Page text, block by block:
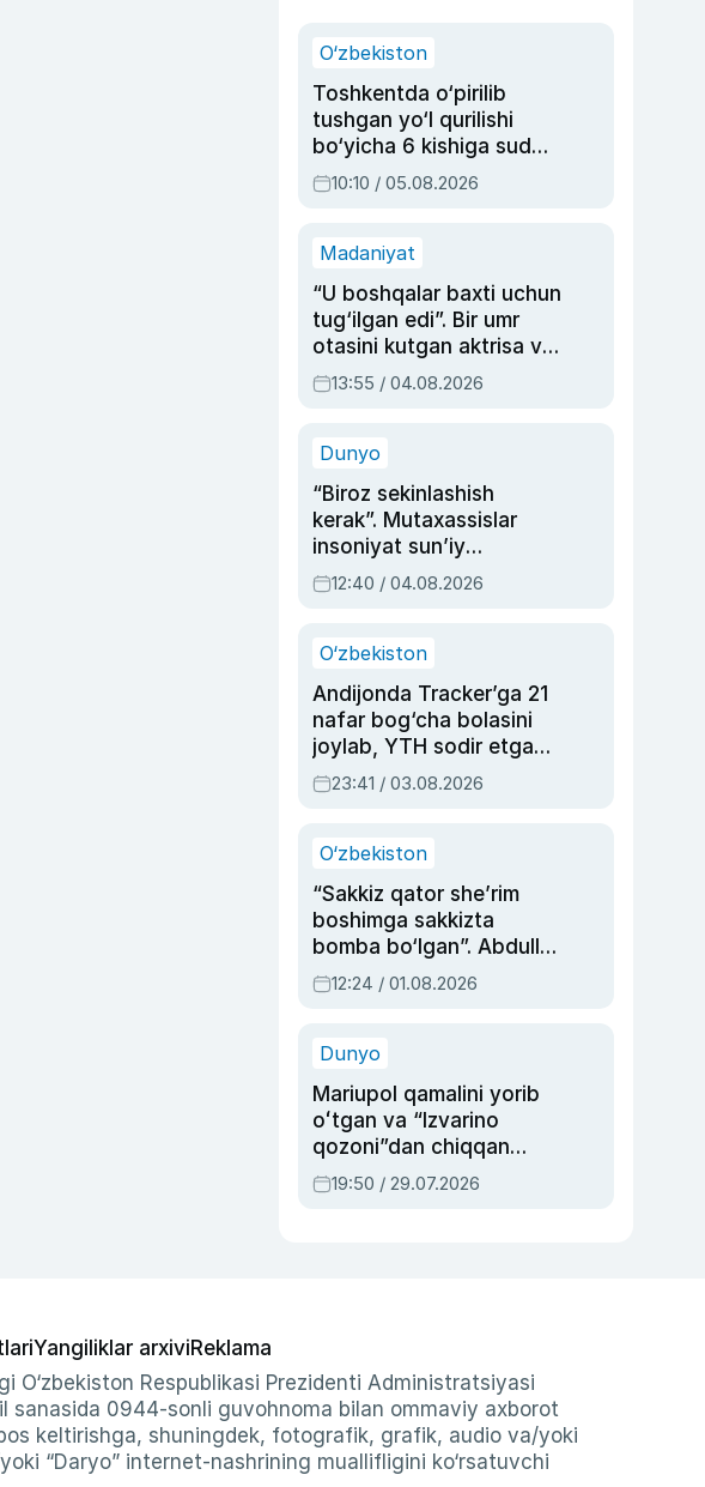
O‘zbekiston
Toshkentda o‘pirilib
tushgan yo‘l qurilishi
bo‘yicha 6 kishiga sud
hukmi o‘qildi
10:10 / 05.08.2026
Madaniyat
“U boshqalar baxti uchun
tug‘ilgan edi”. Bir umr
otasini kutgan aktrisa va
dublyaj ustasi Rimma
Ahmedovaning
13:55 / 04.08.2026
Dunyo
“Biroz sekinlashish
kerak”. Mutaxassislar
insoniyat sun’iy
intellektni boshqara
olmay qolishidan xavotir
12:40 / 04.08.2026
O‘zbekiston
Andijonda Tracker’ga 21
nafar bog‘cha bolasini
joylab, YTH sodir etgan
ayolga sud hukmi o‘qildi
23:41 / 03.08.2026
O‘zbekiston
“Sakkiz qator she’rim
boshimga sakkizta
bomba bo‘lgan”. Abdulla
Oripovni siyosiy
ayblovlardan asrab
12:24 / 01.08.2026
Dunyo
Mariupol qamalini yorib
oʻtgan va “Izvarino
qozoni”dan chiqqan
qahramon — Ukraina
armiyasi bosh
19:50 / 29.07.2026
Yangiliklar arxiviReklama
O‘zbekiston Respublikasi Prezidenti Administratsiyasi
sanasida 0944-sonli guvohnoma bilan ommaviy axborot
keltirishga, shuningdek, fotografik, grafik, audio va/yoki
“Daryo” internet-nashrining muallifligini ko‘rsatuvchi